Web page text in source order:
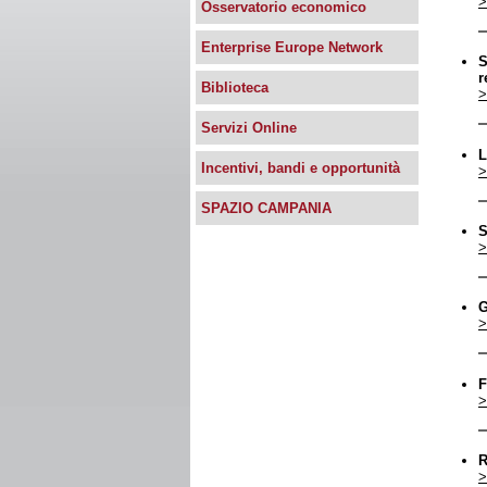
Osservatorio economico
Enterprise Europe Network
Biblioteca
Servizi Online
Incentivi, bandi e opportunità
SPAZIO CAMPANIA